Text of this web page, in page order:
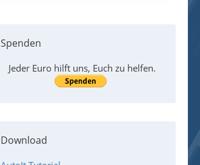
Spenden
Jeder Euro hilft uns, Euch zu helfen.
Download